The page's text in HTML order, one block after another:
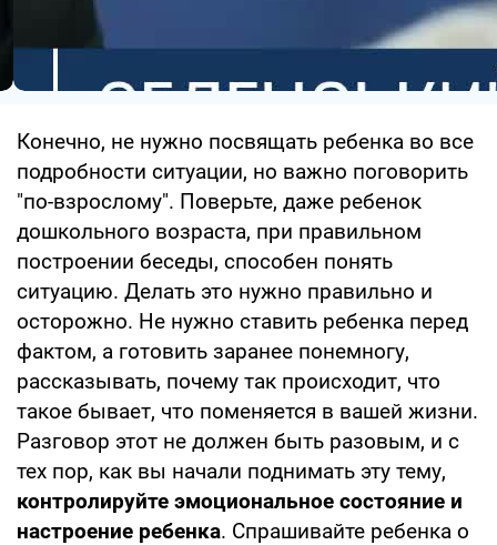
Конечно, не нужно посвящать ребенка во все
подробности ситуации, но важно поговорить
"по-взрослому". Поверьте, даже ребенок
дошкольного возраста, при правильном
построении беседы, способен понять
ситуацию. Делать это нужно правильно и
осторожно. Не нужно ставить ребенка перед
фактом, а готовить заранее понемногу,
рассказывать, почему так происходит, что
такое бывает, что поменяется в вашей жизни.
Разговор этот не должен быть разовым, и с
тех пор, как вы начали поднимать эту тему,
контролируйте эмоциональное состояние и
настроение ребенка. Спрашивайте ребенка о